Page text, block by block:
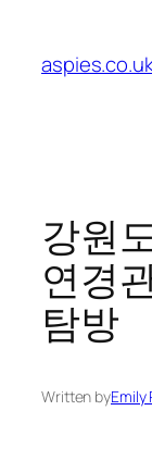
content
강원
연경
탐방
Written byEmily